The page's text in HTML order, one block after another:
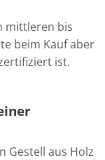
mittleren bis
beim Kauf aber
ist.
Gestell aus Holz